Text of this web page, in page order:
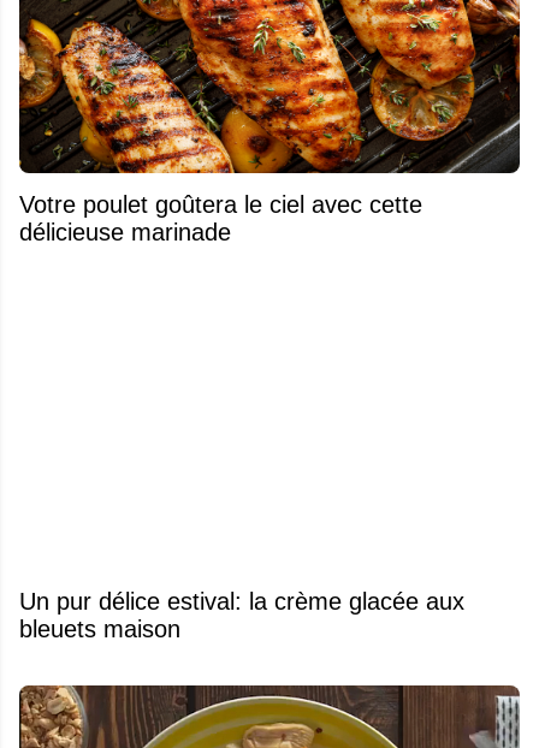
Votre poulet goûtera le ciel avec cette
délicieuse marinade
Un pur délice estival: la crème glacée aux
bleuets maison